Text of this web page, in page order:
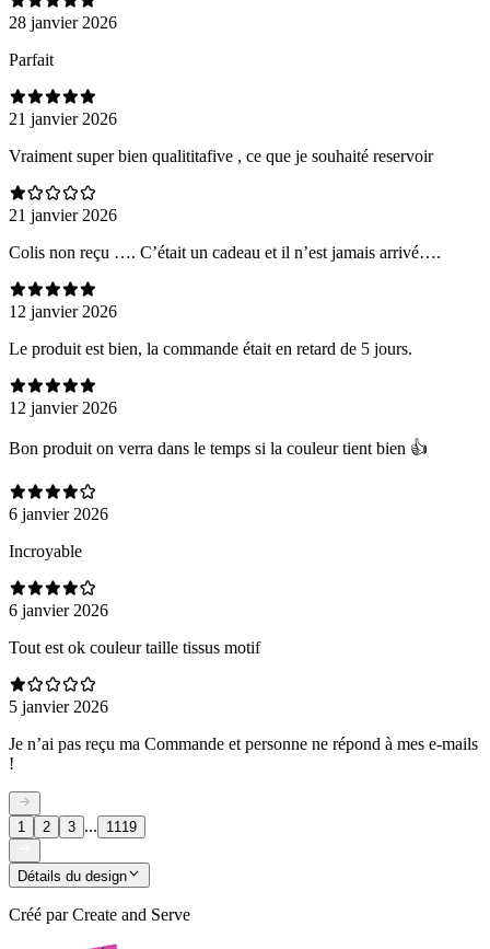
28 janvier 2026
Parfait
21 janvier 2026
Vraiment super bien qualititafive , ce que je souhaité reservoir
21 janvier 2026
Colis non reçu …. C’était un cadeau et il n’est jamais arrivé….
12 janvier 2026
Le produit est bien, la commande était en retard de 5 jours.
12 janvier 2026
Bon produit on verra dans le temps si la couleur tient bien 👍
6 janvier 2026
Incroyable
6 janvier 2026
Tout est ok couleur taille tissus motif
5 janvier 2026
Je n’ai pas reçu ma Commande et personne ne répond à mes e-mails
!
1 2 3 ... 1119
Détails du design
Créé par Create and Serve